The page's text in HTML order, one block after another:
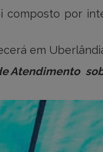
por
em
Atendimento